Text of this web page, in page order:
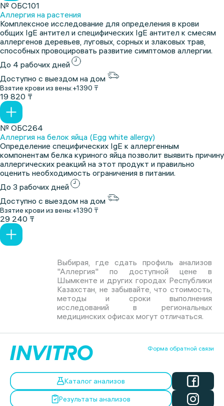
№ ОБС101
Аллергия на растения
Комплексное исследование для определения в крови
общих IgE антител и специфических IgE антител к cмесям
аллергенов деревьев, луговых, сорных и злаковых трав,
способных провоцировать развитие симптомов аллергии.
До 4 рабочих дней
Доступно с выездом на дом
Взятие крови из вены:+1390 ₸
19 820 ₸
№ ОБС264
Аллергия на белок яйца (Egg white allergy)
Определение специфических IgE к аллергенным
компонентам белка куриного яйца позволит выявить причину
аллергических реакций на этот продукт и правильно
оценить необходимость ограничения в питании.
До 3 рабочих дней
Доступно с выездом на дом
Взятие крови из вены:+1390 ₸
29 240 ₸
Выбирая, где сдать профиль анализов
"Аллергия" по доступной цене в
Шымкенте и других городах Республики
Казахстан, не забывайте, что стоимость,
методы и сроки выполнения
исследований в региональных
медицинских офисах могут отличаться.
Форма обратной связи
Каталог анализов
Результаты анализов